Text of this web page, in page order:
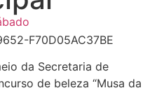
da Secretaria de
de beleza “Musa da